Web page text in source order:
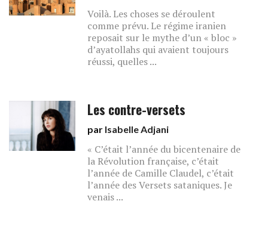
Voilà. Les choses se déroulent
comme prévu. Le régime iranien
reposait sur le mythe d’un « bloc »
d’ayatollahs qui avaient toujours
réussi, quelles ...
Les contre-versets
par Isabelle Adjani
« C’était l’année du bicentenaire de
la Révolution française, c’était
l’année de Camille Claudel, c’était
l’année des Versets sataniques. Je
venais ...